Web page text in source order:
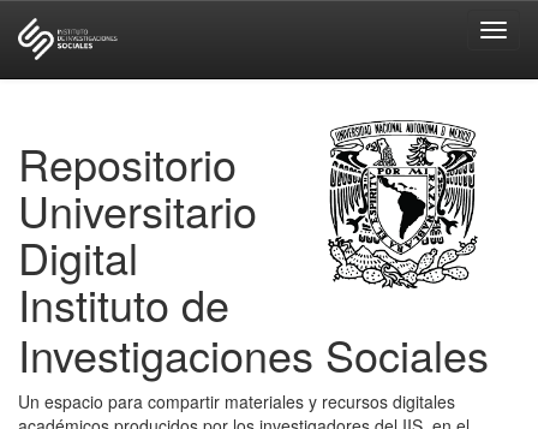
Repositorio
Universitario
Digital
Instituto de
Investigaciones Sociales
Un espacio para compartir materiales y recursos digitales